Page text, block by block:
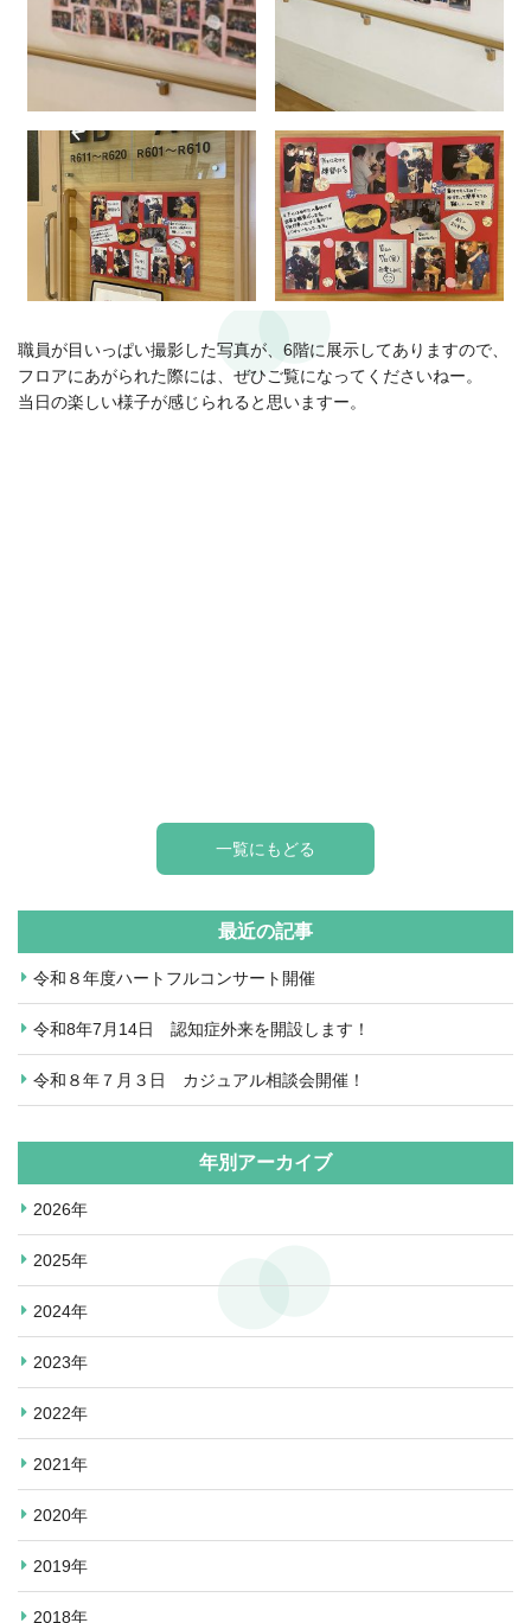
職員が目いっぱい撮影した写真が、6階に展示してありますので、
フロアにあがられた際には、ぜひご覧になってくださいねー。
当日の楽しい様子が感じられると思いますー。
一覧にもどる
最近の記事
令和８年度ハートフルコンサート開催
令和8年7月14日 認知症外来を開設します！
令和８年７月３日 カジュアル相談会開催！
年別アーカイブ
2026年
2025年
2024年
2023年
2022年
2021年
2020年
2019年
2018年